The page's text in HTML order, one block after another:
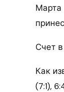
Марта
Счет
Как
(7:1),